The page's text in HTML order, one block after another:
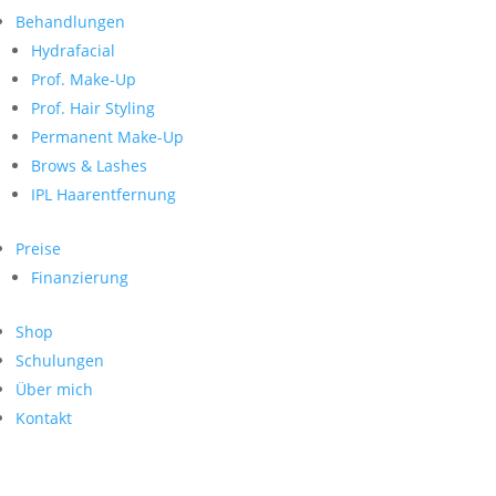
Behandlungen
Hydrafacial
Prof. Make-Up
Prof. Hair Styling
Permanent Make-Up
Brows & Lashes
IPL Haarentfernung
Preise
Finanzierung
Shop
Schulungen
Über mich
Kontakt
nach:
Neueste Kommentare
Archiv
Kategorien
Keine Kategorien
Meta
Anmelden
Feed der Einträge
WordPress.org
Search
nach:
Archive
Kontakt
Impressum
Datenschutz